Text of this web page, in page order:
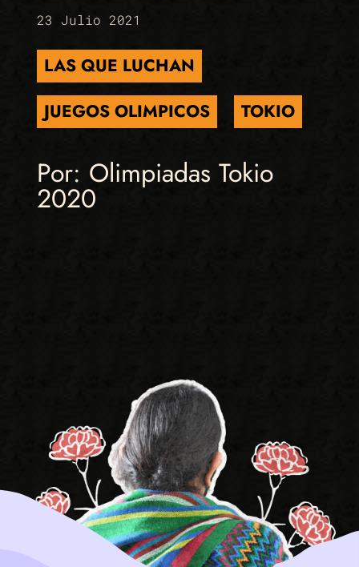
23 Julio 2021
LAS QUE LUCHAN
JUEGOS OLIMPICOS
TOKIO
Por: Olimpiadas Tokio
2020